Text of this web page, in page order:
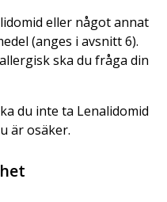
eller något annat
(anges i avsnitt 6).
ska du fråga din
du inte ta Lenalidomid
är osäker.